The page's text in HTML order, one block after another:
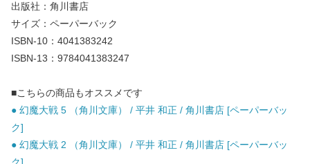
出版社：角川書店
サイズ：ペーパーバック
ISBN-10：4041383242
ISBN-13：9784041383247
■こちらの商品もオススメです
● 幻魔大戦 5 （角川文庫） / 平井 和正 / 角川書店 [ペーパーバッ
ク]
● 幻魔大戦 2 （角川文庫） / 平井 和正 / 角川書店 [ペーパーバッ